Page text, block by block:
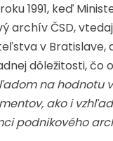
1991, keď
archív ČSD,
v Bratislave,
dôležitosti, čo
na hodnotu
ako i
podnikového